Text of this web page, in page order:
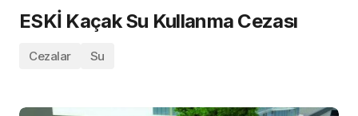
ESKİ Kaçak Su Kullanma Cezası
Cezalar Su